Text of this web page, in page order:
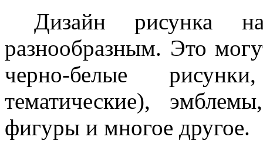
Дизайн рисунка
разнообразным. Это
черно-белые
тематические),
фигуры и многое другое.